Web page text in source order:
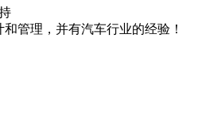
管理，并有汽车行业的经验！